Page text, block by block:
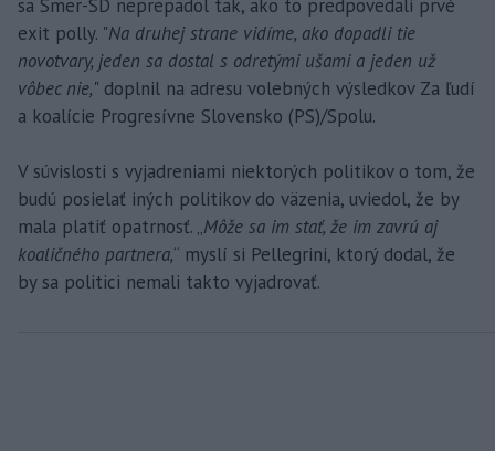
sa Smer-SD neprepadol tak, ako to predpovedali prvé
exit polly. "Na druhej strane vidíme, ako dopadli tie
novotvary, jeden sa dostal s odretými ušami a jeden už
vôbec nie," doplnil na adresu volebných výsledkov Za ľudí
a koalície Progresívne Slovensko (PS)/Spolu.
V súvislosti s vyjadreniami niektorých politikov o tom, že
budú posielať iných politikov do väzenia, uviedol, že by
mala platiť opatrnosť. „Môže sa im stať, že im zavrú aj
koaličného partnera,“ myslí si Pellegrini, ktorý dodal, že
by sa politici nemali takto vyjadrovať.